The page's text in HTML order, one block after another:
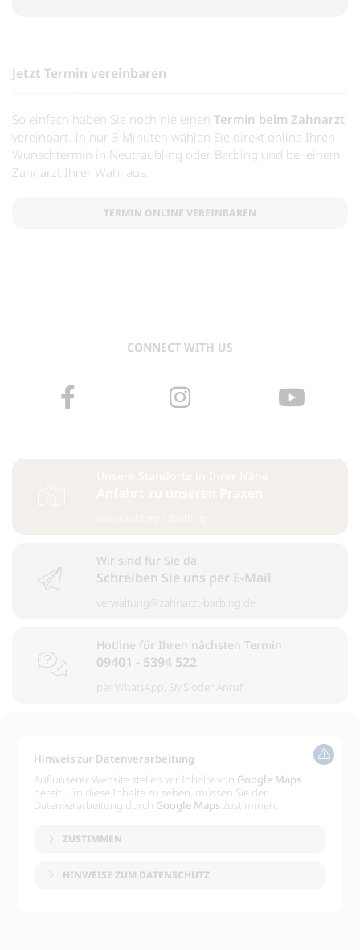
Jetzt Termin vereinbaren
So einfach haben Sie noch nie einen Termin beim Zahnarzt
vereinbart. In nur 3 Minuten wählen Sie direkt online Ihren
Wunschtermin in Neutraubling oder Barbing und bei einem
Zahnarzt Ihrer Wahl aus.
TERMIN ONLINE VEREINBAREN
CONNECT WITH US
Wir sind für Sie da
Schreiben Sie uns per E-Mail
verwaltung@zahnarzt-barbing.de
Hotline für Ihren nächsten Termin
09401 - 5394 522
per WhatsApp, SMS oder Anruf
Hinweis zur Datenverarbeitung
Auf unserer Website stellen wir Inhalte von Google Maps
bereit. Um diese Inhalte zu sehen, müssen Sie der
Datenverarbeitung durch Google Maps zustimmen.
ZUSTIMMEN
HINWEISE ZUM DATENSCHUTZ